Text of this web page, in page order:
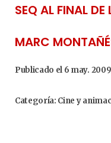
SEQ AL FINAL
MARC
Publicado el 6 may. 2009
Categoría: Cine y